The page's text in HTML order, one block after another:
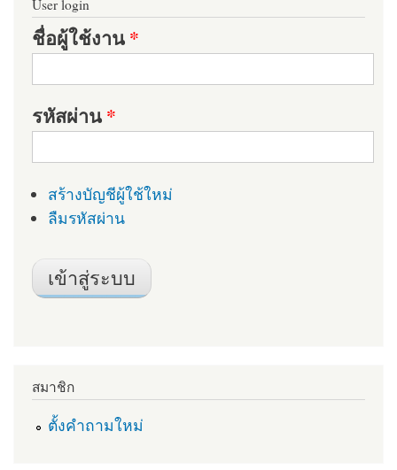
User login
ชื่อผู้ใช้งาน*
รหัสผ่าน*
สร้างบัญชีผู้ใช้ใหม่
ลืมรหัสผ่าน
สมาชิก
ตั้งคำถามใหม่